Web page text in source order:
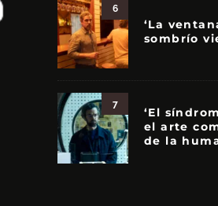
6
‘La
sombrío
7
‘El
el arte
de la